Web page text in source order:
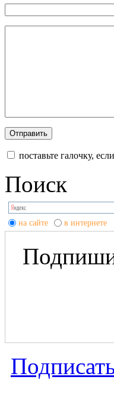
поставьте галочку,
Поиск
на сайте в интернете